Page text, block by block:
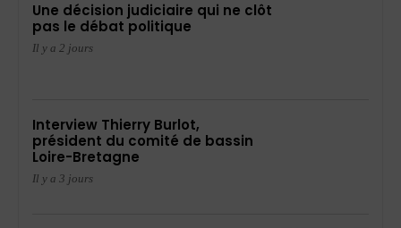
Une décision judiciaire qui ne clôt
pas le débat politique
Il y a 2 jours
Interview Thierry Burlot,
président du comité de bassin
Loire-Bretagne
Il y a 3 jours